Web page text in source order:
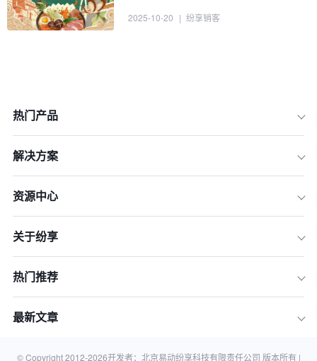
2025-10-20 | 纷享销客
热门产品
解决方案
资源中心
关于纷享
热门推荐
最新文章
© Copyright 2012-2026开发者：北京易动纷享科技有限责任公司 版本所有 |